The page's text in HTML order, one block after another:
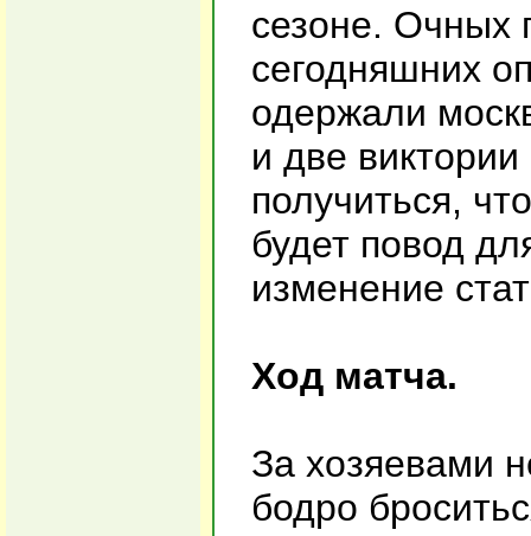
сезоне. Очных
сегодняшних
одержали
и две
получиться,
будет повод
изменение
Ход матча.
За хозяевами
бодро